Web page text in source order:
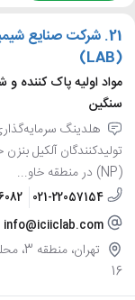
21. شرکت صنایع
(LAB)
مواد اولیه پاک کننده
سنگین
(NP) در منطقه خاو...
021-22057154
info@iciiclab.com
16